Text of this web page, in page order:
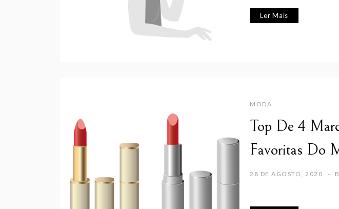
Ler Mais
MODA
Top De 4
Favoritas Do
28 DE AGOSTO, 2020